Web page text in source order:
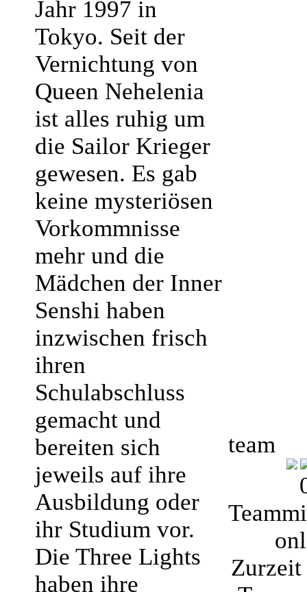
Jahr 1997 in
Tokyo. Seit der
Vernichtung von
Queen Nehelenia
ist alles ruhig um
die Sailor Krieger
gewesen. Es gab
keine mysteriösen
Vorkommnisse
mehr und die
Mädchen der Inner
Senshi haben
inzwischen frisch
ihren
Schulabschluss
gemacht und
bereiten sich
jeweils auf ihre
Ausbildung oder
ihr Studium vor.
Die Three Lights
haben ihre
team